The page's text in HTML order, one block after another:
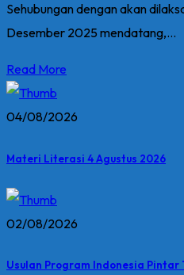
Sehubungan dengan akan
Desember 2025 mendatang,...
Read More
04/08/2026
Materi Literasi 4 Agustus 2026
02/08/2026
Usulan Program Indonesia Pintar